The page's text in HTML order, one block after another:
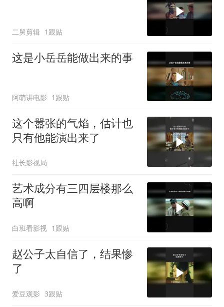
二舅剪辑 1跟贴
这是小岳岳能做出来的事
阿萌讲电影 1跟贴
这个嚣张的气焰，估计也
只有他能演出来了
社长影视局
艺术成分有三四层楼那么
高啊
白班看影视 1跟贴
赵公子太自信了，结果惨
了
爱豆观影 3跟贴